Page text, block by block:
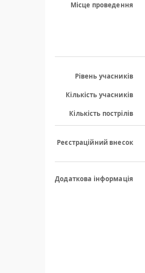
Місце проведення
Рівень учасників
Кількість учасників
Кількість пострілів
Реєстраційний внесок
Додаткова інформація